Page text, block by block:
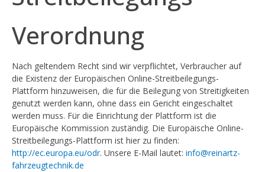
Verordnung
Nach geltendem Recht sind wir verpflichtet, Verbraucher auf
die Existenz der Europäischen Online-Streitbeilegungs-
Plattform hinzuweisen, die für die Beilegung von Streitigkeiten
genutzt werden kann, ohne dass ein Gericht eingeschaltet
werden muss. Für die Einrichtung der Plattform ist die
Europäische Kommission zuständig. Die Europäische Online-
Streitbeilegungs-Plattform ist hier zu finden:
http://ec.europa.eu/odr. Unsere E-Mail lautet: info@reinartz-
fahrzeugtechnik.de